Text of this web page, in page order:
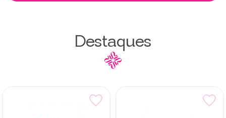
Destaques